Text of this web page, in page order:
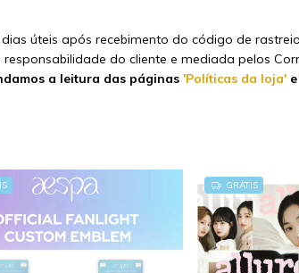
úteis após recebimento do código de
do cliente e mediada pelos
a leitura das páginas 'Políticas da loja' e
GRÁTIS